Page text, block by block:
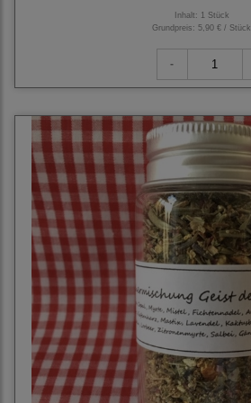
Inhalt: 1 Stück
Grundpreis: 5,90 € / Stück